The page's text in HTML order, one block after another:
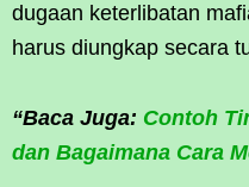
dugaan keterlibatan
harus diungkap secara
“Baca Juga: Contoh
dan Bagaimana Cara